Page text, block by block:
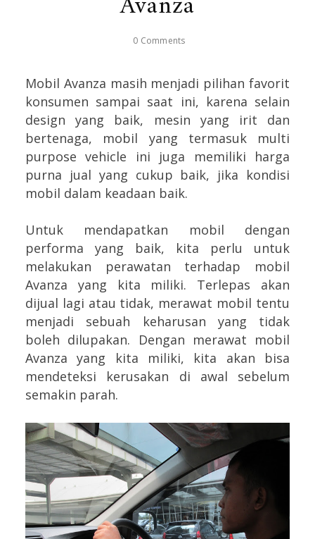
0 Comments
Mobil Avanza masih menjadi pilihan favorit
konsumen sampai saat ini, karena selain
design yang baik, mesin yang irit dan
bertenaga, mobil yang termasuk multi
purpose vehicle ini juga memiliki harga
purna jual yang cukup baik, jika kondisi
mobil dalam keadaan baik.
Untuk mendapatkan mobil dengan
performa yang baik, kita perlu untuk
melakukan perawatan terhadap mobil
Avanza yang kita miliki. Terlepas akan
dijual lagi atau tidak, merawat mobil tentu
menjadi sebuah keharusan yang tidak
boleh dilupakan. Dengan merawat mobil
Avanza yang kita miliki, kita akan bisa
mendeteksi kerusakan di awal sebelum
semakin parah.